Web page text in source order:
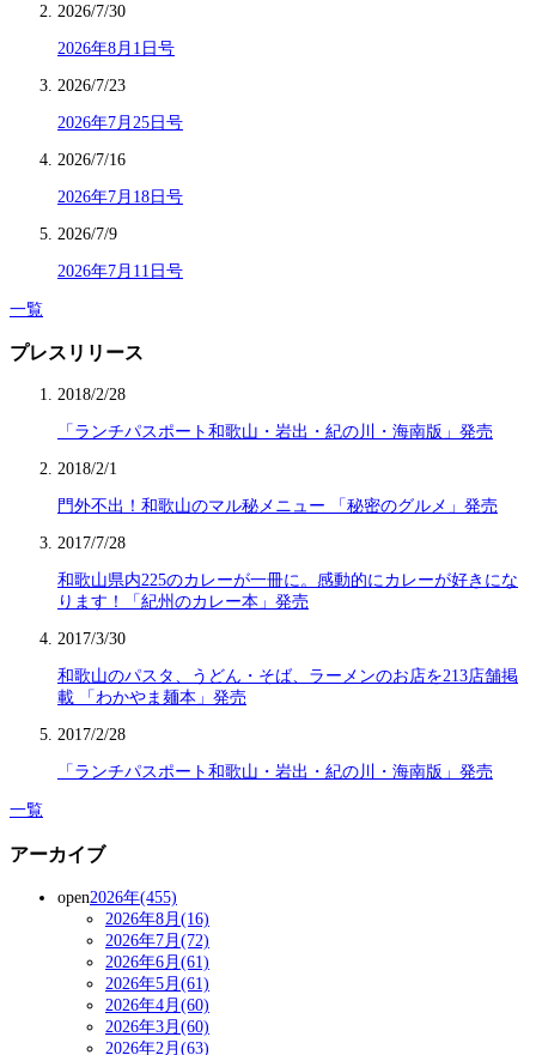
2026/7/30
2026年8月1日号
2026/7/23
2026年7月25日号
2026/7/16
2026年7月18日号
2026/7/9
2026年7月11日号
一覧
プレスリリース
2018/2/28
「ランチパスポート和歌山・岩出・紀の川・海南版」発売
2018/2/1
門外不出！和歌山のマル秘メニュー 「秘密のグルメ」発売
2017/7/28
和歌山県内225のカレーが一冊に。感動的にカレーが好きにな
ります！「紀州のカレー本」発売
2017/3/30
和歌山のパスタ、うどん・そば、ラーメンのお店を213店舗掲
載 「わかやま麺本」発売
2017/2/28
「ランチパスポート和歌山・岩出・紀の川・海南版」発売
一覧
アーカイブ
open2026年(455)
2026年8月(16)
2026年7月(72)
2026年6月(61)
2026年5月(61)
2026年4月(60)
2026年3月(60)
2026年2月(63)